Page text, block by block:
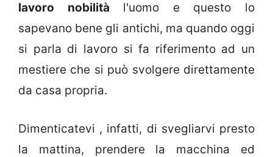
lavoro nobilità l'uomo e questo lo
sapevano bene gli antichi, ma quando oggi
si parla di lavoro si fa riferimento ad un
mestiere che si può svolgere direttamente
da casa propria.
Dimenticatevi , infatti, di svegliarvi presto
la mattina, prendere la macchina ed